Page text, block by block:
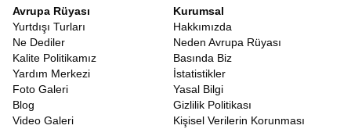
Avrupa Rüyası
Yurtdışı Turları
Ne Dediler
Kalite Politikamız
Yardım Merkezi
Foto Galeri
Blog
Video Galeri
Kurumsal
Hakkımızda
Neden Avrupa Rüyası
Basında Biz
İstatistikler
Yasal Bilgi
Gizlilik Politikası
Kişisel Verilerin Korunması